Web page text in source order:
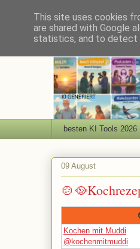
besten KI Tools 2026
09 August
Kochen mit Muddi
@kochenmitmuddi
This site uses cookies
are shared with Google
statistics, and to detect